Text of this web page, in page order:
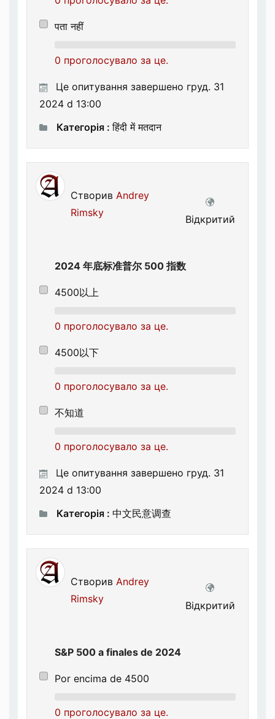
पता नहीं
0 проголосувало за це.
Це опитування завершено груд. 31
2024 d 13:00
Категорія :हिंदी में मतदान
Створив Andrey
Rimsky
Відкритий
2024 年底标准普尔 500 指数
4500以上
0 проголосувало за це.
4500以下
0 проголосувало за це.
不知道
0 проголосувало за це.
Це опитування завершено груд. 31
2024 d 13:00
Категорія : 中文民意调查
Створив Andrey
Rimsky
Відкритий
S&P 500 a finales de 2024
Por encima de 4500
0 проголосувало за це.